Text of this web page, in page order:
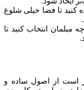
کنید تا فضا خیلی شلوغ
مبلمان انتخاب کنید تا
است از اصول ساده و